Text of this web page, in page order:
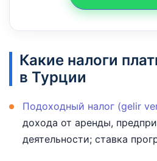
Какие налоги
в Турции
Подоходный налог (gelir
дохода от аренды,
деятельности; ставка